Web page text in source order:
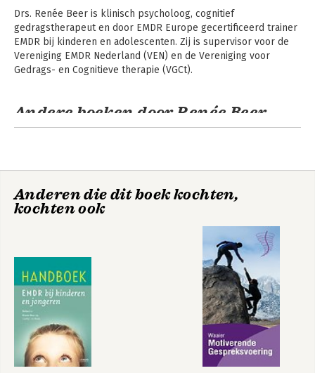
Drs. Renée Beer is klinisch psycholoog, cognitief
gedragstherapeut en door EMDR Europe gecertificeerd trainer
EMDR bij kinderen en adolescenten. Zij is supervisor voor de
Vereniging EMDR Nederland (VEN) en de Vereniging voor
Gedrags- en Cognitieve therapie (VGCt).
Andere boeken door Renée Beer
Handboek EMDR
kinderen &
jongeren
Handboek EMDR bij
kinderen en
jongeren - nieuwe
editie
Anderen die dit boek kochten,
kochten ook